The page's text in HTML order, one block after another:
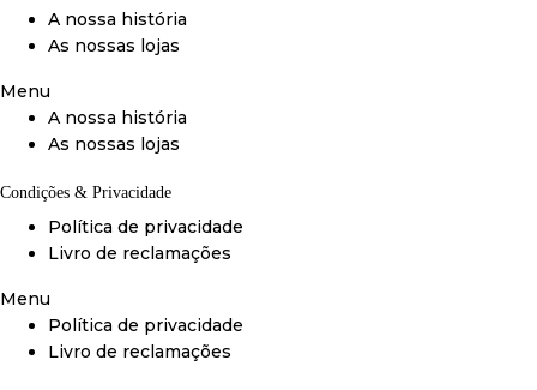
A nossa história
As nossas lojas
Menu
A nossa história
As nossas lojas
Condições & Privacidade
Política de privacidade
Livro de reclamações
Menu
Política de privacidade
Livro de reclamações